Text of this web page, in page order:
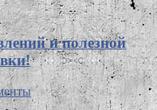
и полезной